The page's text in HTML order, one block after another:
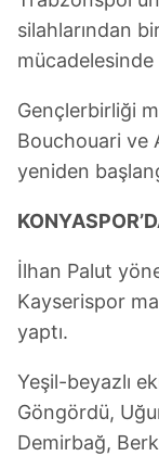
silahlarından
mücadelesinde
Gençlerbirliği
Bouchouari ve
yeniden
İlhan Palut
Kayserispor
yaptı.
Yeşil-beyazlı
Göngördü,
Demirbağ,